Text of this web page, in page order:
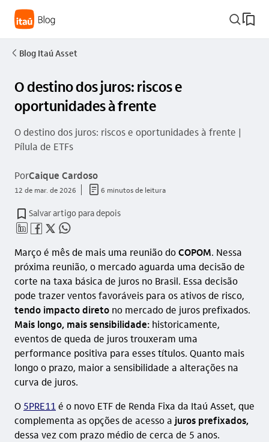
busca_outline
seta_esquerda Blog Itaú Asset
O destino dos juros: riscos e
oportunidades à frente
O destino dos juros: riscos e oportunidades à frente |
Pílula de ETFs
PorCaique Cardoso
12 de mar. de 2026 documento_outline 6 minutos de leitura
Salvar artigo para depois
linkedin_base facebook_outline twitter_outline whatsapp_outline
Março é mês de mais uma reunião doCOPOM. Nessa
próxima reunião, o mercado aguarda uma decisão de
corte na taxa básica de juros no Brasil. Essa decisão
pode trazer ventos favoráveis para os ativos de risco,
tendo impacto direto no mercado de juros prefixados.
Mais longo, mais sensibilidade: historicamente,
eventos de queda de juros trouxeram uma
performance positiva para esses títulos. Quanto mais
longo o prazo, maior a sensibilidade a alterações na
curva de juros.
O 5PRE11 é o novo ETF de Renda Fixa da Itaú Asset, que
complementa as opções de acesso a juros prefixados,
dessa vez com prazo médio de cerca de 5 anos.